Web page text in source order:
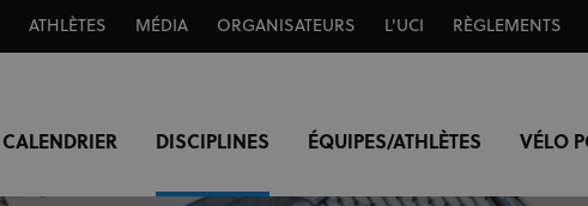
ATHLÈTES MÉDIA ORGANISATEURS L'UCI RÈGLEMENTS
CALENDRIER DISCIPLINES ÉQUIPES/ATHLÈTES VÉLO